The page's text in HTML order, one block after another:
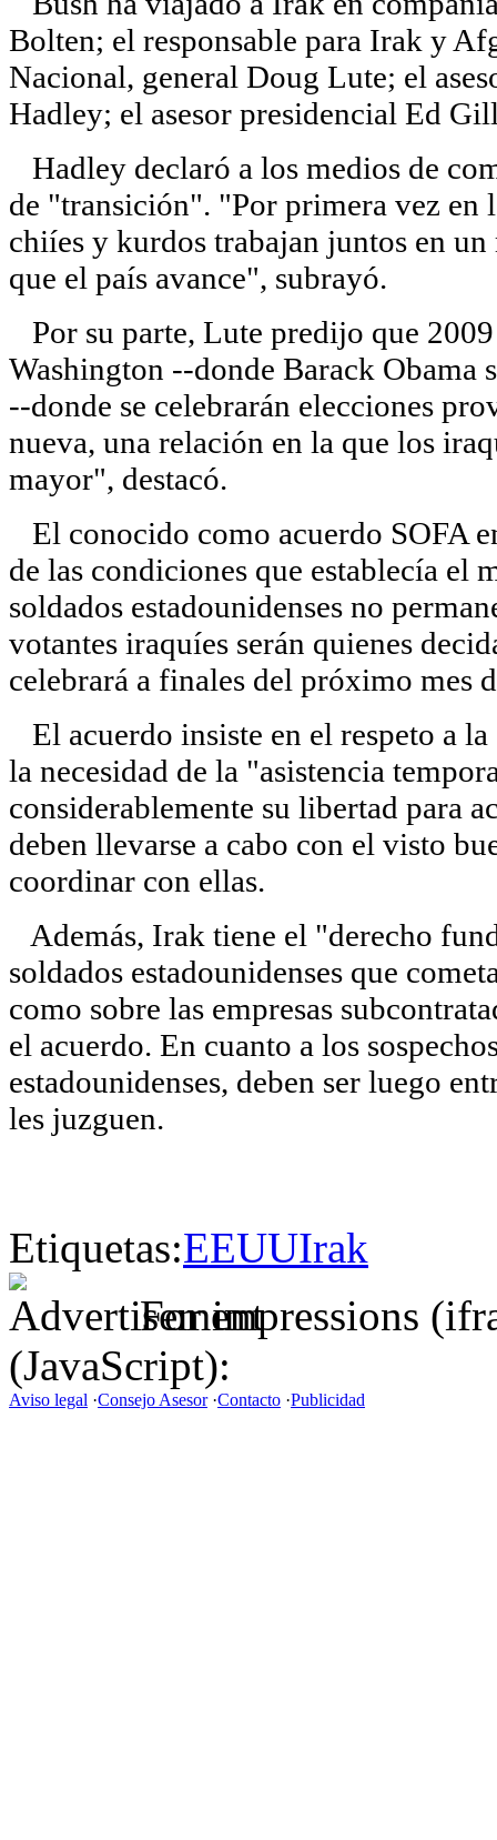
Bolten; el responsable para Irak y
Nacional, general Doug Lute; el
Hadley; el asesor presidencial Ed
Hadley declaró a los medios de
de "transición". "Por primera vez en
chiíes y kurdos trabajan juntos en
que el país avance", subrayó.
Por su parte, Lute predijo que
Washington --donde Barack Obama
--donde se celebrarán elecciones
nueva, una relación en la que los
mayor", destacó.
El conocido como acuerdo SOFA
de las condiciones que establecía el
soldados estadounidenses no
votantes iraquíes serán quienes
celebrará a finales del próximo mes
El acuerdo insiste en el respeto a
la necesidad de la "asistencia
considerablemente su libertad para
deben llevarse a cabo con el visto
coordinar con ellas.
Además, Irak tiene el "derecho
soldados estadounidenses que
como sobre las empresas
el acuerdo. En cuanto a los
estadounidenses, deben ser luego
les juzguen.
Etiquetas:EEUUIrak
For impressions
(JavaScript):
Aviso legal ·Consejo Asesor·Contacto ·Publicidad